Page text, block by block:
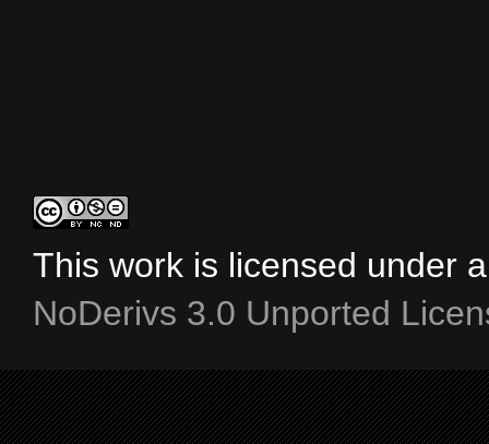
This work is licensed under
NoDerivs 3.0 Unported